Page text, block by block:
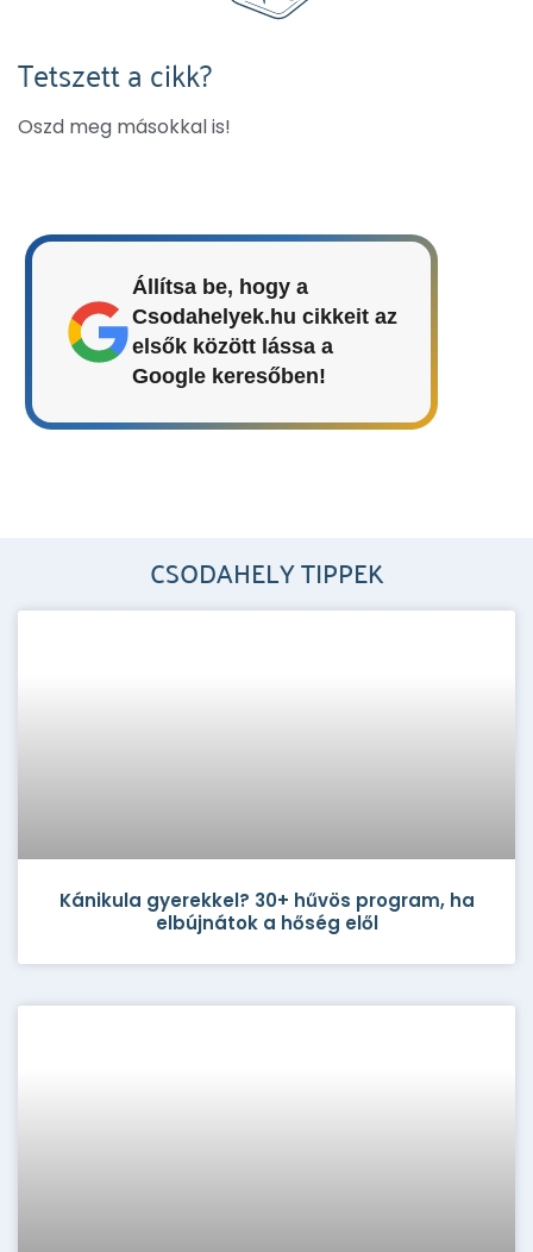
Tetszett a cikk?
Oszd meg másokkal is!
Állítsa be, hogy a
Csodahelyek.hu cikkeit az
elsők között lássa a
Google keresőben!
CSODAHELY TIPPEK
Kánikula gyerekkel? 30+ hűvös program, ha
elbújnátok a hőség elől